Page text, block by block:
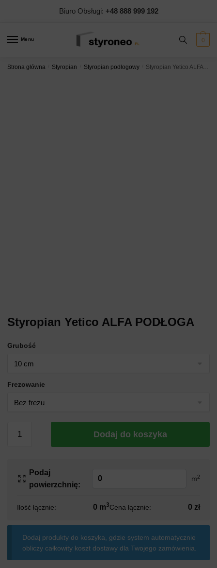
Biuro Obsługi: +48 888 999 192
Menu 0
Strona główna Styropian Styropian podłogowy Styropian Yetico ALFA PODŁOGA
Styropian Yetico ALFA PODŁOGA
Grubość
Frezowanie
Dodaj do koszyka
Podaj
powierzchnię:
m2
Ilość łącznie: 0 m3Cena łącznie: 0 zł
Dodaj produkty do koszyka, gdzie system automatycznie
obliczy całkowity koszt dostawy dla Twojego zamówienia.